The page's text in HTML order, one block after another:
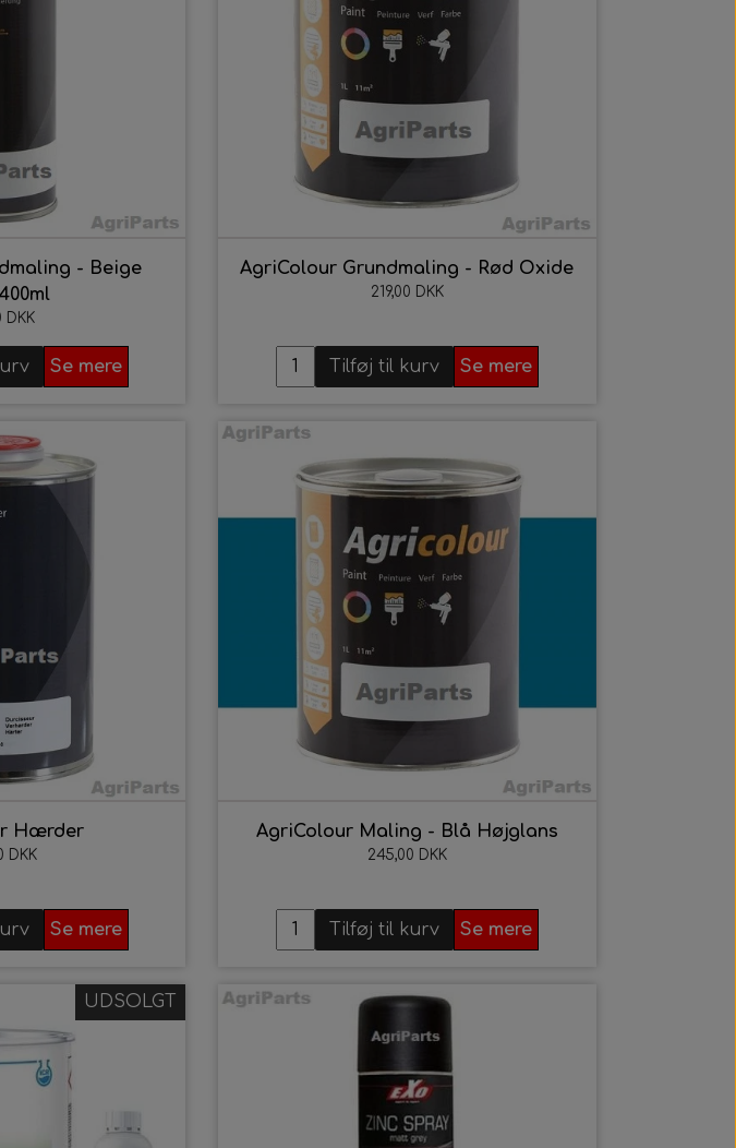
- Deutz Serien
- Bukh Serien
- IH / Case Serien
- Kverneland
- Beige
DKK
Se mere
AgriColour Grundmaling - Rød Oxide
219,00 DKK
Tilføj til kurv Se mere
Hærder
DKK
Se mere
AgriColour Maling - Blå Højglans
245,00 DKK
Tilføj til kurv Se mere
UDSOLGT